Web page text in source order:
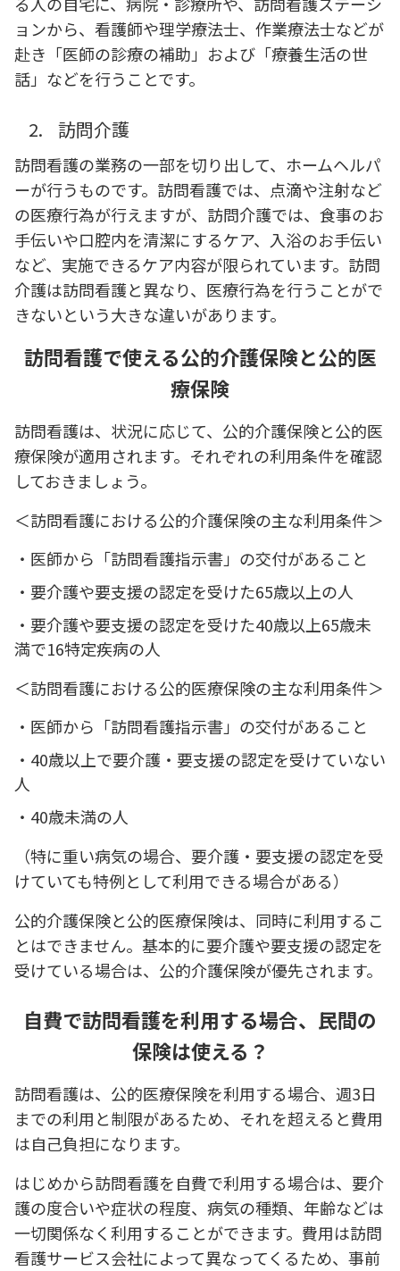
ョンから、看護師や理学療法士、作業療法士などが
赴き「医師の診療の補助」および「療養生活の世
話」などを行うことです。
2. 訪問介護
訪問看護の業務の一部を切り出して、ホームヘルパ
ーが行うものです。訪問看護では、点滴や注射など
の医療行為が行えますが、訪問介護では、食事のお
手伝いや口腔内を清潔にするケア、入浴のお手伝い
など、実施できるケア内容が限られています。訪問
介護は訪問看護と異なり、医療行為を行うことがで
きないという大きな違いがあります。
訪問看護で使える公的介護保険と公的医
療保険
訪問看護は、状況に応じて、公的介護保険と公的医
療保険が適用されます。それぞれの利用条件を確認
しておきましょう。
＜訪問看護における公的介護保険の主な利用条件＞
・医師から「訪問看護指示書」の交付があること
・要介護や要支援の認定を受けた65歳以上の人
・要介護や要支援の認定を受けた40歳以上65歳未
満で16特定疾病の人
＜訪問看護における公的医療保険の主な利用条件＞
・医師から「訪問看護指示書」の交付があること
・40歳以上で要介護・要支援の認定を受けていない
人
・40歳未満の人
（特に重い病気の場合、要介護・要支援の認定を受
けていても特例として利用できる場合がある）
公的介護保険と公的医療保険は、同時に利用するこ
とはできません。基本的に要介護や要支援の認定を
受けている場合は、公的介護保険が優先されます。
自費で訪問看護を利用する場合、民間の
保険は使える？
訪問看護は、公的医療保険を利用する場合、週3日
までの利用と制限があるため、それを超えると費用
は自己負担になります。
はじめから訪問看護を自費で利用する場合は、要介
護の度合いや症状の程度、病気の種類、年齢などは
一切関係なく利用することができます。費用は訪問
看護サービス会社によって異なってくるため、事前